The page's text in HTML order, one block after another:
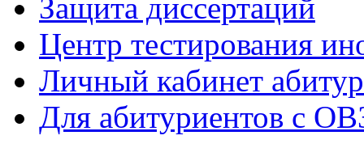
Защита диссертаций
Центр тестирования
Личный кабинет
Для абитуриентов с